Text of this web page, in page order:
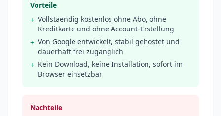
Vorteile
+ Vollstaendig kostenlos ohne Abo, ohne
Kreditkarte und ohne Account-Erstellung
+ Von Google entwickelt, stabil gehostet und
dauerhaft frei zugänglich
+ Kein Download, keine Installation, sofort im
Browser einsetzbar
Nachteile